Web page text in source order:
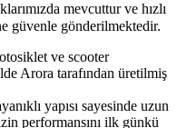
mevcuttur ve hızlı
güvenle gönderilmektedir.
ve scooter
Arora tarafından üretilmiş
yapısı sayesinde uzun
performansını ilk günkü